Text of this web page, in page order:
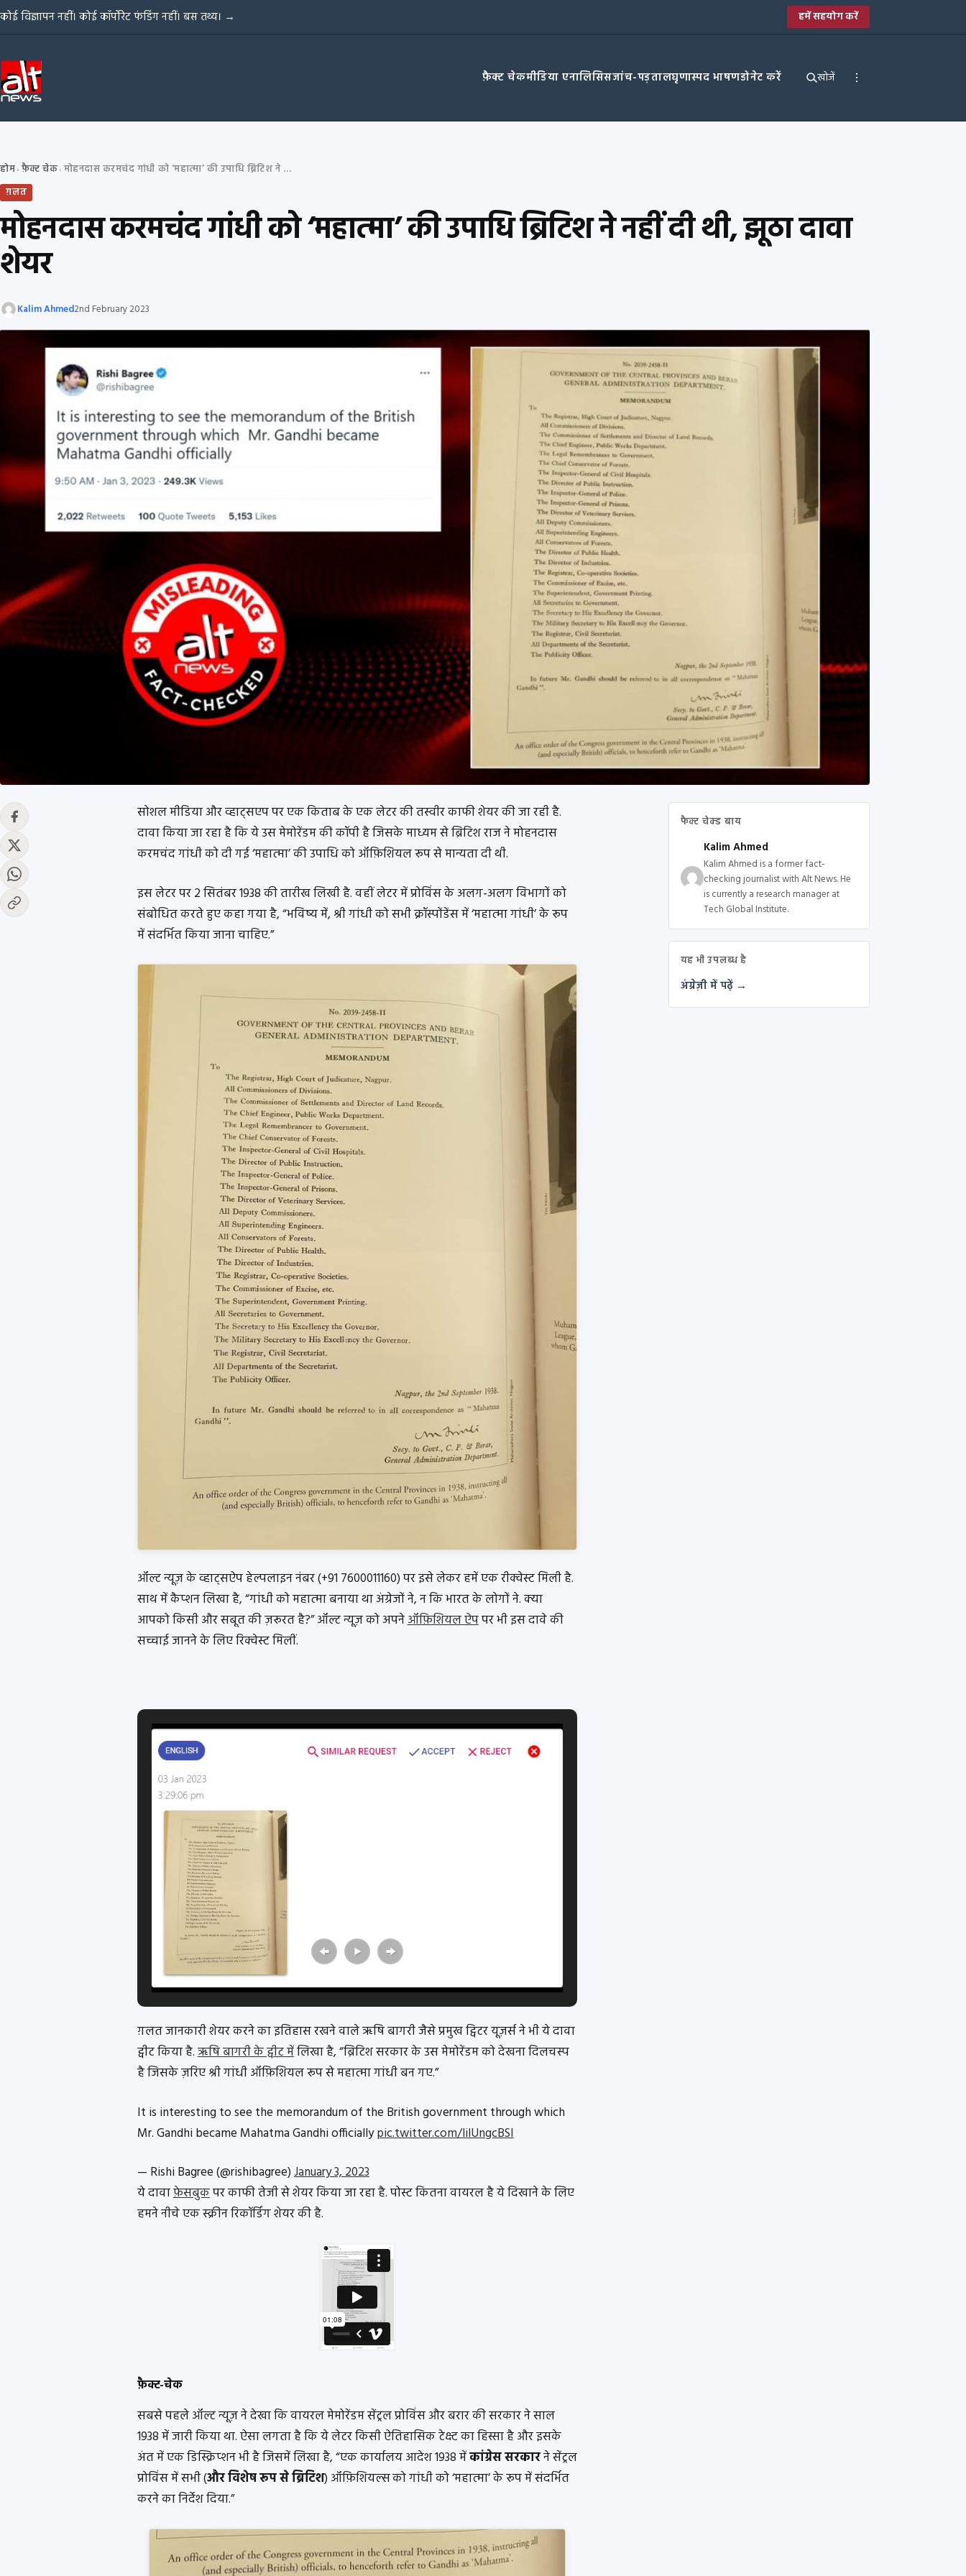
Skip to content
कोई विज्ञापन नहीं। कोई कॉर्पोरेट फंडिंग नहीं। बस तथ्य। → हमें सहयोग करें
फ़ैक्ट चेकमीडिया एनालिसिसजांच-पड़तालघृणास्पद भाषणडोनेट करें खोजें
होम› फ़ैक्ट चेक›
मोहनदास करमचंद गांधी को ‘महात्मा’ की उपाधि ब्रिटिश ने नहीं दी थी, झूठा दावा शेयर
ग़लत
मोहनदास करमचंद गांधी को ‘महात्मा’ की उपाधि ब्रिटिश ने नहीं दी थी, झूठा दावा
शेयर
Kalim Ahmed2nd February 2023
सोशल मीडिया और व्हाट्सएप पर एक किताब के एक लेटर की तस्वीर काफी शेयर की जा रही है.
दावा किया जा रहा है कि ये उस मेमोरेंडम की कॉपी है जिसके माध्यम से ब्रिटिश राज ने मोहनदास
करमचंद गांधी को दी गई ‘महात्मा’ की उपाधि को ऑफ़िशियल रूप से मान्यता दी थी.
इस लेटर पर 2 सितंबर 1938 की तारीख लिखी है. वहीं लेटर में प्रोविंस के अलग-अलग विभागों को
संबोधित करते हुए कहा गया है, “भविष्य में, श्री गांधी को सभी क्रॉस्पोंडेंस में ‘महात्मा गांधी’ के रूप
में संदर्भित किया जाना चाहिए.”
ऑल्ट न्यूज़ के व्हाट्सऐप हेल्पलाइन नंबर (+91 7600011160) पर इसे लेकर हमें एक रीक्वेस्ट मिली है.
साथ में कैप्शन लिखा है, “गांधी को महात्मा बनाया था अंग्रेजों ने, न कि भारत के लोगों ने. क्या
आपको किसी और सबूत की ज़रूरत है?” ऑल्ट न्यूज़ को अपनेऑफ़िशियल ऐपपर भी इस दावे की
सच्चाई जानने के लिए रिक्वेस्ट मिलीं.
ग़लत जानकारी शेयर करने का इतिहास रखने वाले ऋषि बागरी जैसे प्रमुख ट्विटर यूज़र्स ने भी ये दावा
ट्वीट किया है.ऋषि बागरी के ट्वीट मेंलिखा है, “ब्रिटिश सरकार के उस मेमोरेंडम को देखना दिलचस्प
है जिसके ज़रिए श्री गांधी ऑफ़िशियल रूप से महात्मा गांधी बन गए.”
It is interesting to see the memorandum of the British government through which
Mr. Gandhi became Mahatma Gandhi officiallypic.twitter.com/lilUngcBSI
— Rishi Bagree (@rishibagree)January 3, 2023
ये दावाफ़ेसबुकपर काफी तेजी से शेयर किया जा रहा है. पोस्ट कितना वायरल है ये दिखाने के लिए
हमने नीचे एक स्क्रीन रिकॉर्डिंग शेयर की है.
फ़ैक्ट-चेक
सबसे पहले ऑल्ट न्यूज़ ने देखा कि वायरल मेमोरेंडम सेंट्रल प्रोविंस और बरार की सरकार ने साल
1938 में जारी किया था. ऐसा लगता है कि ये लेटर किसी ऐतिहासिक टेक्स्ट का हिस्सा है और इसके
अंत में एक डिस्क्रिप्शन भी है जिसमें लिखा है, “एक कार्यालय आदेश 1938 मेंकांग्रेस सरकारने सेंट्रल
प्रोविंस में सभी (औरविशेष रूप से ब्रिटिश) ऑफ़िशियल्स को गांधी को ‘महात्मा’ के रूप में संदर्भित
करने का निर्देश दिया.”
फैक्ट चेक्ड बाय
Kalim Ahmed
Kalim Ahmed is a former fact-
checking journalist with Alt News. He
is currently a research manager at
Tech Global Institute.
यह भी उपलब्ध है
अंग्रेज़ी में पढ़ें →